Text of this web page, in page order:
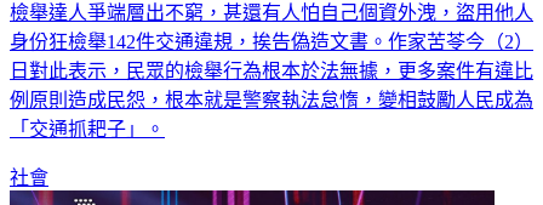
檢舉達人爭端層出不窮，甚還有人怕自己個資外洩，盜用他人
身份狂檢舉142件交通違規，挨告偽造文書。作家苦苓今（2）
日對此表示，民眾的檢舉行為根本於法無據，更多案件有違比
例原則造成民怨，根本就是警察執法怠惰，變相鼓勵人民成為
「交通抓耙子」。
社會